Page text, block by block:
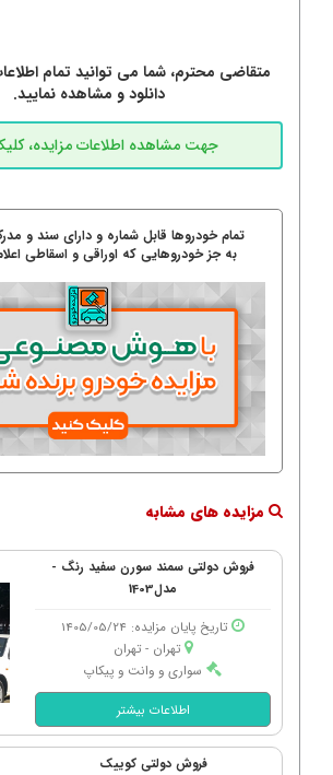
متقاضی محترم، شما می توانید تمام
دانلود و مشاهده نمایید.
تمام خودروها قابل شماره و دارای سند و
به جز خودروهایی که اوراقی و اسقاطی
مزایده های مشابه
فروش دولتی سمند سورن سفید رنگ -
مدل1403
تاریخ پایان مزایده: 1405/05/24
تهران - تهران
سواری و وانت و پیکاپ
اطلاعات بیشتر
فروش دولتی کوییک